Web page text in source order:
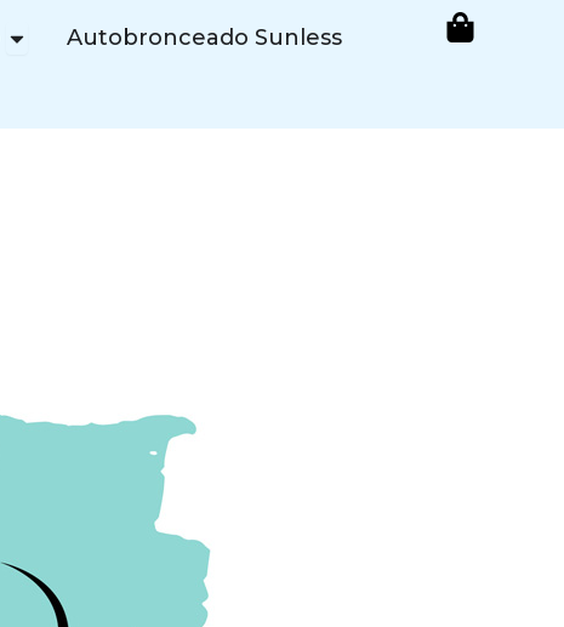
Open Cosmética de Bronceado
Autobronceado Sunless